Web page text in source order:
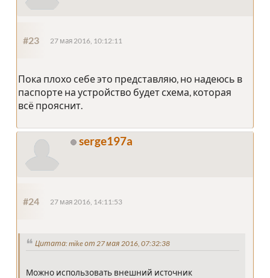
#23 27 мая 2016, 10:12:11
Пока плохо себе это представляю, но надеюсь в
паспорте на устройство будет схема, которая
всё прояснит.
serge197a
#24 27 мая 2016, 14:11:53
Цитата: mike от 27 мая 2016, 07:32:38
Можно использовать внешний источник